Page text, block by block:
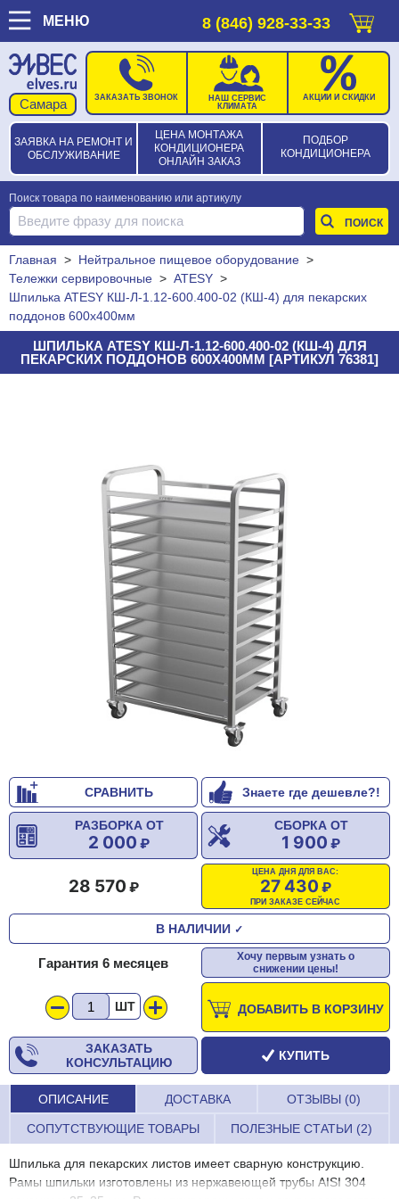
МЕНЮ 8 (846) 928-33-33
ЗАЯВКА НА РЕМОНТ И
ОБСЛУЖИВАНИЕ
ЦЕНА МОНТАЖА
КОНДИЦИОНЕРА
ОНЛАЙН ЗАКАЗ
ПОДБОР
КОНДИЦИОНЕРА
ЗАКАЗАТЬ ЗВОНОК
НАШ СЕРВИС
КЛИМАТА
АКЦИИ И СКИДКИ
Поиск товара по наименованию или артикулу
Главная > Нейтральное пищевое оборудование >
Тележки сервировочные > ATESY >
Шпилька ATESY КШ-Л-1.12-600.400-02 (КШ-4) для пекарских
поддонов 600х400мм
ШПИЛЬКА ATESY КШ-Л-1.12-600.400-02 (КШ-4) ДЛЯ
ПЕКАРСКИХ ПОДДОНОВ 600Х400ММ [АРТИКУЛ 76381]
СРАВНИТЬ Знаете где дешевле?!
СБОРКА ОТ
1 900
РАЗБОРКА ОТ
2 000
ЦЕНА ДНЯ ДЛЯ ВАС:
27 430
ПРИ ЗАКАЗЕ СЕЙЧАС
28 570
В НАЛИЧИИ ✓
Гарантия 6 месяцев
Хочу первым узнать о
снижении цены!
ШТ ДОБАВИТЬ В КОРЗИНУ
ЗАКАЗАТЬ
КОНСУЛЬТАЦИЮ
КУПИТЬ
ОПИСАНИЕ ДОСТАВКА ОТЗЫВЫ (0)
СОПУТСТВУЮЩИЕ ТОВАРЫ ПОЛЕЗНЫЕ СТАТЬИ (2)
Шпилька для пекарских листов имеет сварную конструкцию.
Рамы шпильки изготовлены из нержавеющей трубы AISI 304